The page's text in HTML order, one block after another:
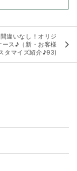
違いなし！オリジ
ース♪（新・お客様
タマイズ紹介♪93)